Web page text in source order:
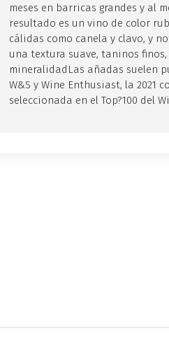
meses en barricas grandes y al
resultado es un vino de color
cálidas como canela y clavo, y
una textura suave, taninos
mineralidadLas añadas suelen
W&S y Wine Enthusiast, la 2021
seleccionada en el Top?100 del